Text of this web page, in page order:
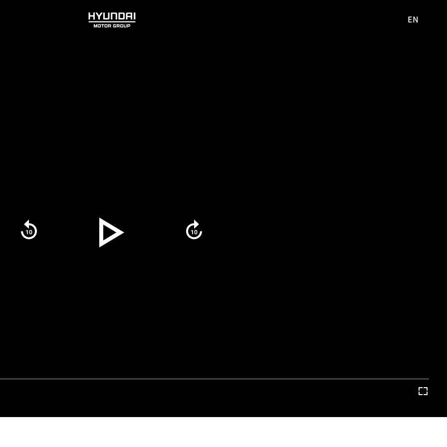
HYUNDAI
EN